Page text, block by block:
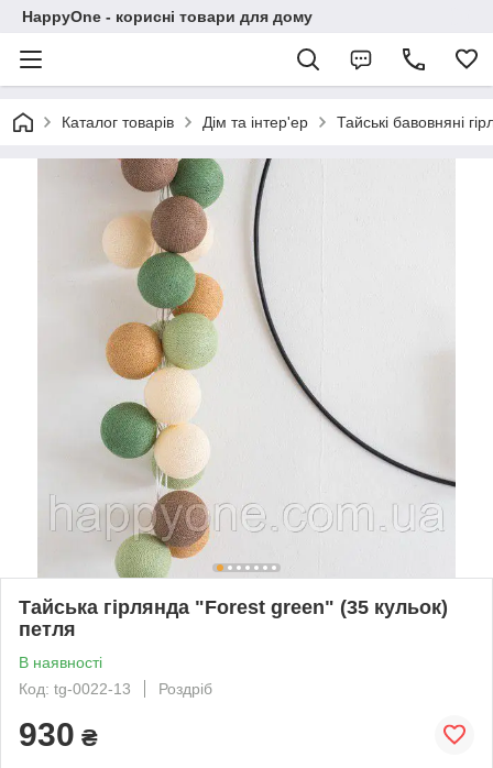
HappyOne - корисні товари для дому
Каталог товарів Дім та інтер'ер Тайські бавовняні
Тайська гірлянда "Forest green" (35 кульок)
петля
В наявності
Код: tg-0022-13
Роздріб
930 ₴